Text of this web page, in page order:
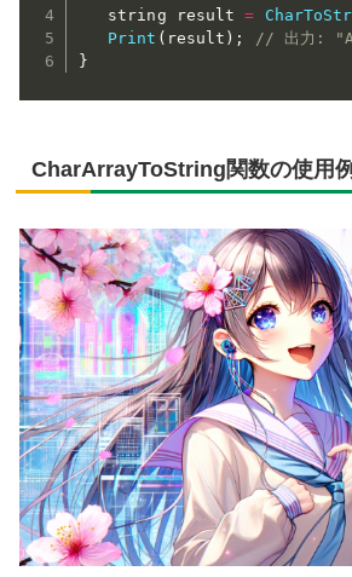
   string result
=
Print ( result ) ;
// 出力:
}
CharArrayToString関数の使用例